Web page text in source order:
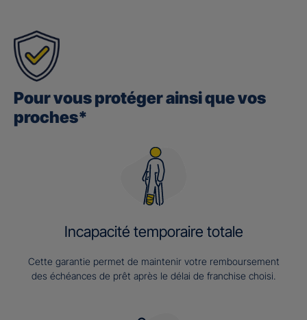
Pour vous protéger ainsi que vos
proches*
Incapacité temporaire totale
Cette garantie permet de maintenir votre remboursement
des échéances de prêt après le délai de franchise choisi.